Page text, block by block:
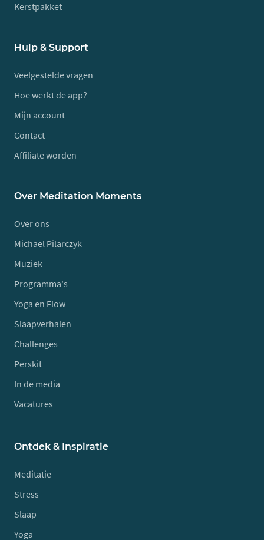
Kerstpakket
Hulp & Support
Veelgestelde vragen
Hoe werkt de app?
Mijn account
Contact
Affiliate worden
Over Meditation Moments
Over ons
Michael Pilarczyk
Muziek
Programma's
Yoga en Flow
Slaapverhalen
Challenges
Perskit
In de media
Vacatures
Ontdek & Inspiratie
Meditatie
Stress
Slaap
Yoga